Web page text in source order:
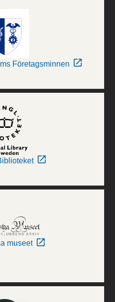
Företagsminnen
museet